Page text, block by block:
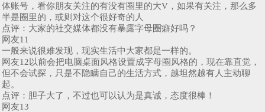
体账号，看你朋友关注的有没有圈里的大V，如果有关注，那么多
半是圈里的，或则对这个很好奇的人
点评：大家的社交媒体都没有暴露字母圈癖好吗？
网友11
一般来说很难发现，现实生活中大家都是一样的。
网友12以前会把电脑桌面风格设置成字母圈风格的，现在靠直觉，
但不会试探，只是不隐瞒自己的生活方式，越坦然越有人主动聊
起。
点评：胆子大了，不过也可以认为是真诚，态度很棒！
网友13